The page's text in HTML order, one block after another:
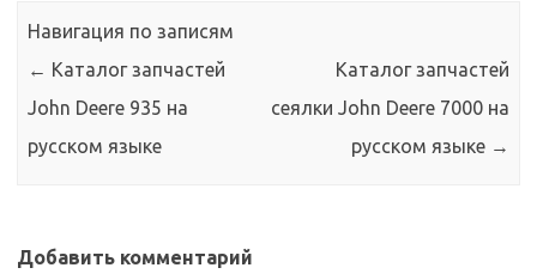
p o
k
er
т
ь
Навигация по записям
← Каталог запчастей
John Deere 935 на
русском языке
Каталог запчастей
сеялки John Deere 7000 на
русском языке →
Добавить комментарий